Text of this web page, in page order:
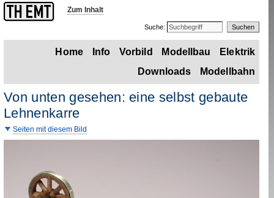
Zum Inhalt
Suche:
Home Info Vorbild Modellbau
Elektrik
Downloads
Modellbahn
Von unten gesehen: eine selbst gebaute
Lehnenkarre
Seiten mit diesem Bild